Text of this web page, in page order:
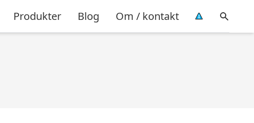
Produkter Blog Om / kontakt